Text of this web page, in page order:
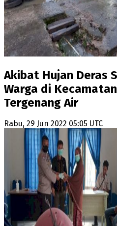
Akibat Hujan Deras
Warga di
Tergenang Air
Rabu, 29 Jun 2022 05:05 UTC